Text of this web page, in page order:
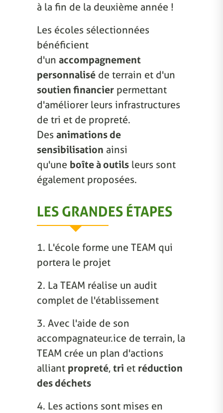
à la fin de la deuxième année !
Les écoles sélectionnées
bénéficient
d'un accompagnement
personnalisé de terrain et d'un
soutien financier permettant
d'améliorer leurs infrastructures
de tri et de propreté.
Des animations de
sensibilisation ainsi
qu'une boîte à outils leurs sont
également proposées.
LES GRANDES ÉTAPES
1. L'école forme une TEAM qui
portera le projet
2. La TEAM réalise un audit
complet de l'établissement
3. Avec l'aide de son
accompagnateur.ice de terrain, la
TEAM crée un plan d'actions
alliant propreté, tri et réduction
des déchets
4. Les actions sont mises en